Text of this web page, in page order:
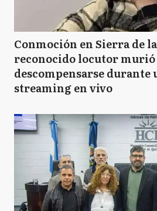
Conmoción en Sierra de
reconocido locutor
descompensarse durante
streaming en vivo